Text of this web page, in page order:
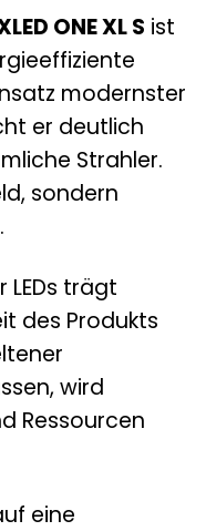
ONE XL S ist
modernster
er deutlich
Strahler.
sondern
LEDs trägt
des Produkts
wird
Ressourcen
eine